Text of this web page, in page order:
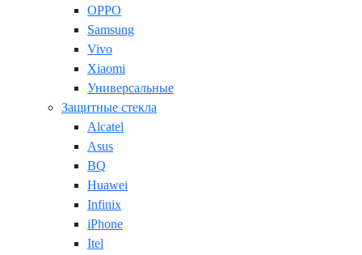
OPPO
Samsung
Vivo
Xiaomi
Универсальные
Защитные стекла
Alcatel
Asus
BQ
Huawei
Infinix
iPhone
Itel